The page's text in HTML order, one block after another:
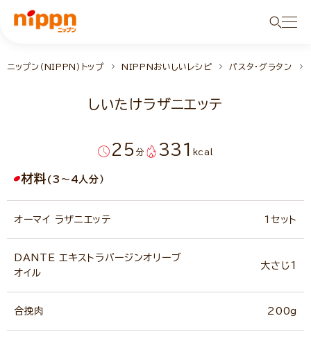
ニップン（NIPPN）トップ NIPPNおいしいレシピ パスタ・グラタン
しいたけラザニエッテ
25 分 331 kcal
材料(3～4人分）
オーマイ ラザニエッテ 1セット
DANTE エキストラバージンオリーブ
オイル
大さじ1
合挽肉 200g